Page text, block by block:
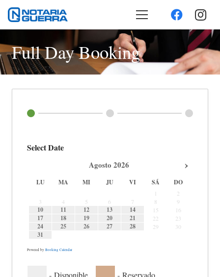
Full Day Booking
Select Date
›
Agosto 2026
LU MA MI JU VI SÁ DO
2
3
4 5 6 7 8 9
10 11 12 13 14 15 16
17 18 19 20 21 22 23
24 25 26 27 28 29 30
31
Powered by Booking Calendar
- Disponible - Reservado